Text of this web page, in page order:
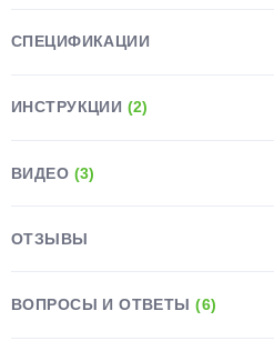
СПЕЦИФИКАЦИИ
ИНСТРУКЦИИ (2)
ВИДЕО (3)
ОТЗЫВЫ
ВОПРОСЫ И ОТВЕТЫ(6)